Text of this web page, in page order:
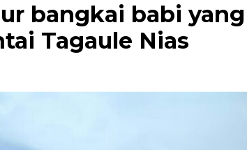
bangkai babi yang
Tagaule Nias